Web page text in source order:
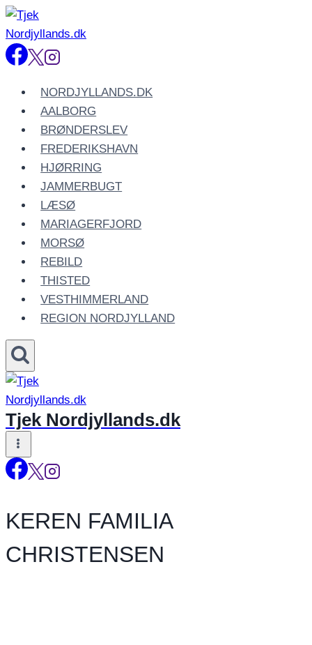
Fortsæt
til
indhold
NORDJYLLANDS.DK
AALBORG
BRØNDERSLEV
FREDERIKSHAVN
HJØRRING
JAMMERBUGT
LÆSØ
MARIAGERFJORD
MORSØ
REBILD
THISTED
VESTHIMMERLAND
REGION NORDJYLLAND
Tjek Nordjyllands.dk
KEREN FAMILIA
CHRISTENSEN